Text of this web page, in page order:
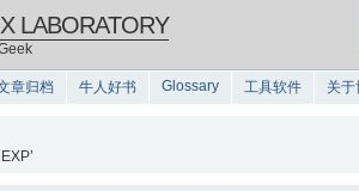
LABORATORY
章归档 牛人好书 Glossary 工具软件 关于